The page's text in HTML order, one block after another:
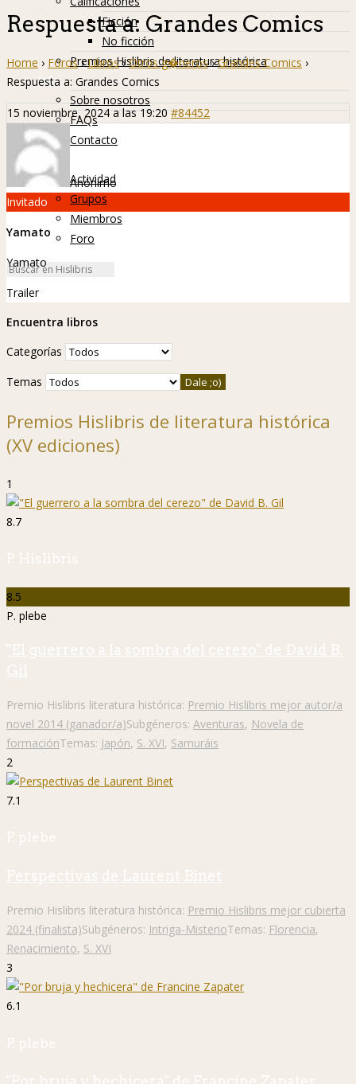
Ficción
No ficción
Premios Hislibris de literatura histórica
Info
Sobre nosotros
FAQs
Contacto
Hislibreños
Actividad
Grupos
Miembros
Foro
Respuesta a: Grandes Comics
Home › Foros › Libros › Otros g�neros › Grandes Comics ›
Respuesta a: Grandes Comics
15 noviembre, 2024 a las 19:20 #84452
Anónimo
Invitado
Yamato
Yamato
Trailer
Encuentra libros
Categorías
Temas
Premios Hislibris de literatura histórica
(XV ediciones)
1
8.7
P. Hislibris
8.5
P. plebe
"El guerrero a la sombra del cerezo" de David B.
Gil
Premio Hislibris literatura histórica: Premio Hislibris mejor autor/a
novel 2014 (ganador/a)Subgéneros: Aventuras, Novela de
formaciónTemas: Japón, S. XVI, Samuráis
2
7.1
P. plebe
Perspectivas de Laurent Binet
Premio Hislibris literatura histórica: Premio Hislibris mejor cubierta
2024 (finalista)Subgéneros: Intriga-MisterioTemas: Florencia,
Renacimiento, S. XVI
3
6.1
P. plebe